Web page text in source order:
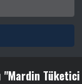
"Mardin Tüketici